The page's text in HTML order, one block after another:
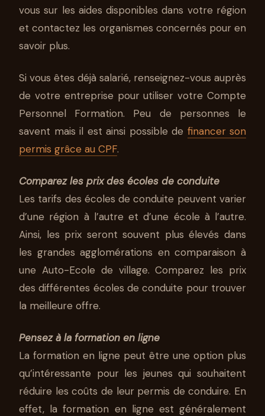
vous sur les aides disponibles dans votre région
et contactez les organismes concernés pour en
savoir plus.
Si vous êtes déjà salarié, renseignez-vous auprès
de votre entreprise pour utiliser votre Compte
Personnel Formation. Peu de personnes le
savent mais il est ainsi possible de financer son
permis grâce au CPF.
Comparez les prix des écoles de conduite
Les tarifs des écoles de conduite peuvent varier
d’une région à l’autre et d’une école à l’autre.
Ainsi, les prix seront souvent plus élevés dans
les grandes agglomérations en comparaison à
une Auto-Ecole de village. Comparez les prix
des différentes écoles de conduite pour trouver
la meilleure offre.
Pensez à la formation en ligne
La formation en ligne peut être une option plus
qu’intéressante pour les jeunes qui souhaitent
réduire les coûts de leur permis de conduire. En
effet, la formation en ligne est généralement